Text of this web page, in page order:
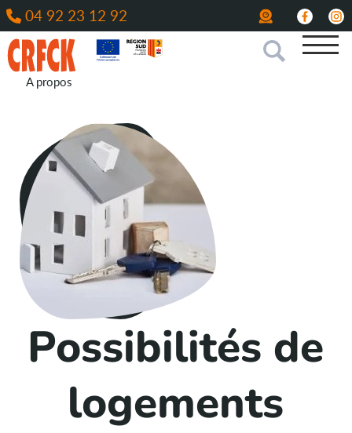
04 92 23 12 92
A propos
Possibilités de
logements